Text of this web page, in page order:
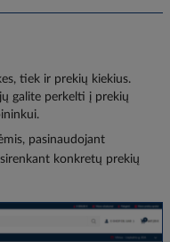
tiek ir prekių kiekius.
galite perkelti į prekių
pasinaudojant
konkretų prekių